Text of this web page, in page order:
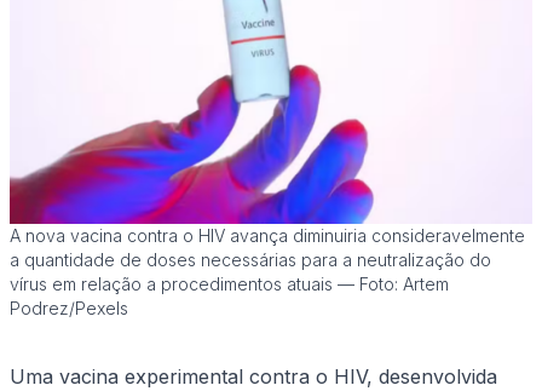
A nova vacina contra o HIV avança diminuiria consideravelmente
a quantidade de doses necessárias para a neutralização do
vírus em relação a procedimentos atuais — Foto: Artem
Podrez/Pexels
Uma vacina experimental contra o HIV, desenvolvida